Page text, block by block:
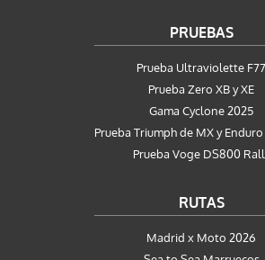
PRUEBAS
Prueba Ultraviolette F77
Prueba Zero XB y XE
Gama Cyclone 2025
Prueba Triumph de MX y
Prueba Voge DS800
RUTAS
Madrid x Moto 2026